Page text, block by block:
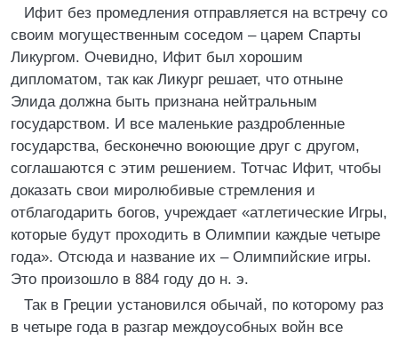
Ифит без промедления отправляется на встречу со
своим могущественным соседом – царем Спарты
Ликургом. Очевидно, Ифит был хорошим
дипломатом, так как Ликург решает, что отныне
Элида должна быть признана нейтральным
государством. И все маленькие раздробленные
государства, бесконечно воюющие друг с другом,
соглашаются с этим решением. Тотчас Ифит, чтобы
доказать свои миролюбивые стремления и
отблагодарить богов, учреждает «атлетические Игры,
которые будут проходить в Олимпии каждые четыре
года». Отсюда и название их – Олимпийские игры.
Это произошло в 884 году до н. э.
Так в Греции установился обычай, по которому раз
в четыре года в разгар междоусобных войн все